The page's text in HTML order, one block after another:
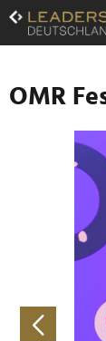
Zum
Inhalt
Zur
Navigation
Zur
Hauptnavigation
OMR